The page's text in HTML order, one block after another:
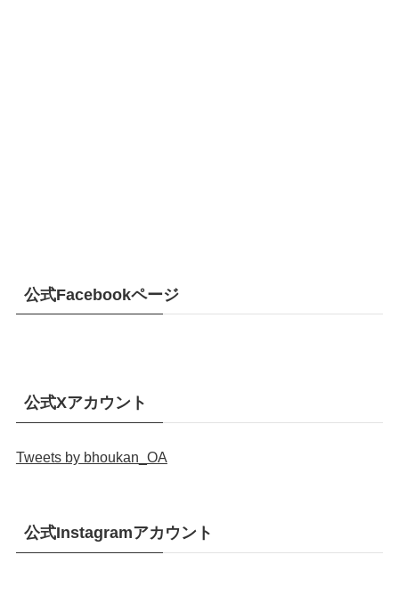
公式Facebookページ
公式Xアカウント
Tweets by bhoukan_OA
公式Instagramアカウント